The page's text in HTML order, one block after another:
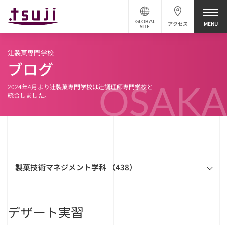
アクセス
GLOBAL
SITE
OSAKA
辻製菓専門学校
ブログ
2024年4月より辻製菓専門学校は辻調理師専門学校と
統合しました。
製菓技術マネジメント学科 （438）
デザート実習